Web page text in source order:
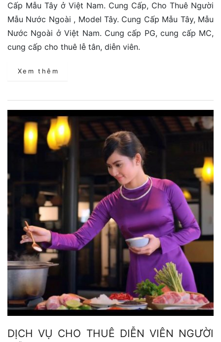
Cấp Mẫu Tây ở Việt Nam. Cung Cấp, Cho Thuê Người
Mẫu Nước Ngoài , Model Tây. Cung Cấp Mẫu Tây, Mẫu
Nước Ngoài ở Việt Nam. Cung cấp PG, cung cấp MC,
cung cấp cho thuê lễ tân, diễn viên.
Xem thêm
DỊCH VỤ CHO THUÊ DIỄN VIÊN NGƯỜI